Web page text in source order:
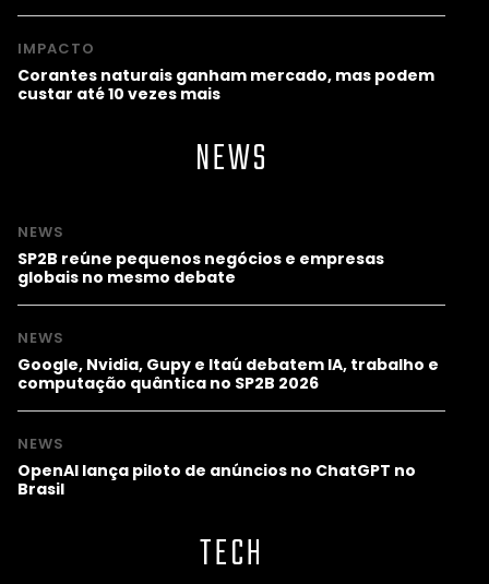
IMPACTO
Corantes naturais ganham mercado, mas podem
custar até 10 vezes mais
NEWS
NEWS
SP2B reúne pequenos negócios e empresas
globais no mesmo debate
NEWS
Google, Nvidia, Gupy e Itaú debatem IA, trabalho e
computação quântica no SP2B 2026
NEWS
OpenAI lança piloto de anúncios no ChatGPT no
Brasil
TECH